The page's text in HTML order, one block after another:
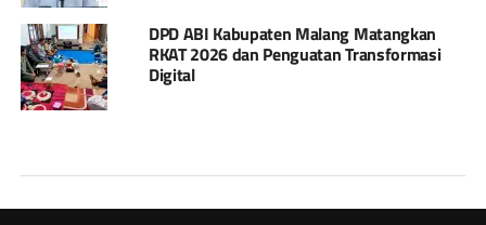
DPD ABI Kabupaten Malang Matangkan
RKAT 2026 dan Penguatan Transformasi
Digital